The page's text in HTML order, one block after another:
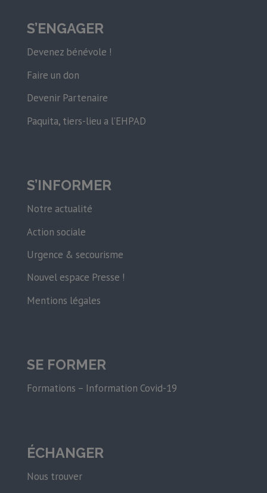
S’ENGAGER
Devenez bénévole !
Faire un don
Devenir Partenaire
Paquita, tiers-lieu a l’EHPAD
S’INFORMER
Notre actualité
Action sociale
Urgence & secourisme
Nouvel espace Presse !
Mentions légales
SE FORMER
Formations – Information Covid-19
ÉCHANGER
Nous trouver